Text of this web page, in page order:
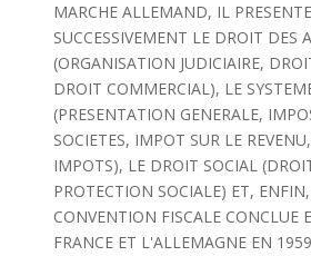
MARCHE ALLEMAND, IL PRESENTE
SUCCESSIVEMENT LE DROIT DES
(ORGANISATION JUDICIAIRE,
DROIT COMMERCIAL), LE
(PRESENTATION GENERALE,
SOCIETES, IMPOT SUR LE
IMPOTS), LE DROIT SOCIAL
PROTECTION SOCIALE) ET,
CONVENTION FISCALE CONCLUE
FRANCE ET L'ALLEMAGNE EN